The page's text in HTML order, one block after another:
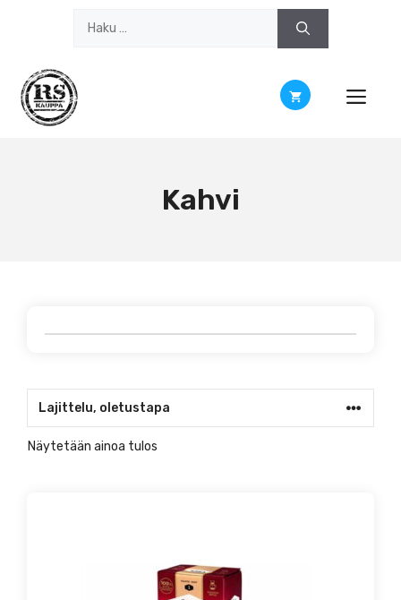
Kahvi
Näytetään ainoa tulos